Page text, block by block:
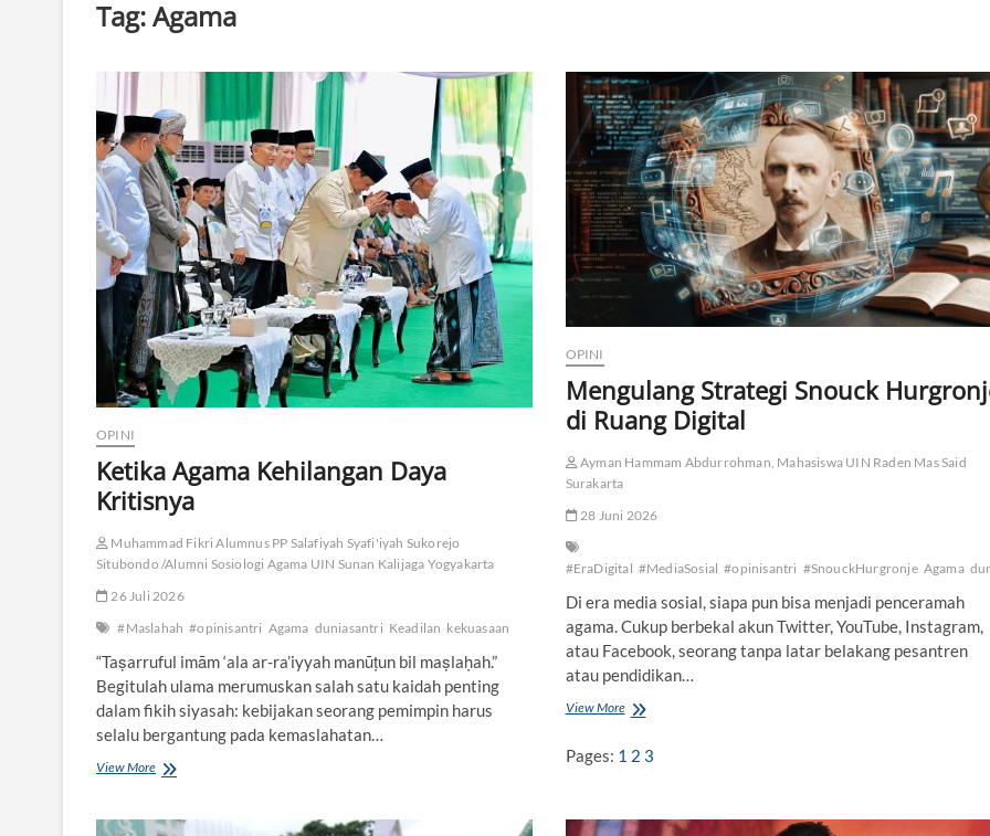
Tag:Agama
OPINI
Ketika Agama Kehilangan Daya
Kritisnya
Muhammad Fikri Alumnus PP Salafiyah Syafi'iyah Sukorejo
Situbondo /Alumni Sosiologi Agama UIN Sunan Kalijaga Yogyakarta
26 Juli 2026
#Maslahah #opinisantri Agama duniasantri Keadilan kekuasaan
“Taṣarruful imām ‘ala ar-ra’iyyah manūṭun bil maṣlaḥah.”
Begitulah ulama merumuskan salah satu kaidah penting
dalam fikih siyasah: kebijakan seorang pemimpin harus
selalu bergantung pada kemaslahatan…
View More K
i
OPINI
Mengulang Strategi Snouck
di Ruang Digital
Ayman Hammam Abdurrohman, Mahasiswa UIN Raden Mas Said
Surakarta
28 Juni 2026
#EraDigital #MediaSosial #opinisantri #SnouckHurgronje Agama
Di era media sosial, siapa pun bisa menjadi penceramah
agama. Cukup berbekal akun Twitter, YouTube, Instagram,
atau Facebook, seorang tanpa latar belakang pesantren
atau pendidikan…
View MoreM
g
a
Pages: 1 2 3